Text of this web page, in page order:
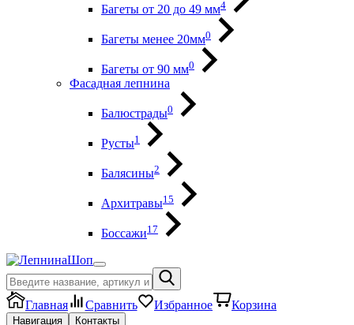
Багеты от 20 до 49 мм4
Багеты менее 20мм0
Багеты от 90 мм0
Фасадная лепнина
Балюстрады0
Русты1
Балясины2
Архитравы15
Боссажи17
Главная Сравнить Избранное Корзина
Навигация Контакты